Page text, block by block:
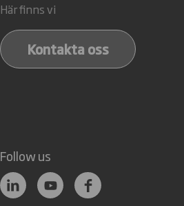
Här finns vi
Kontakta oss
Follow us